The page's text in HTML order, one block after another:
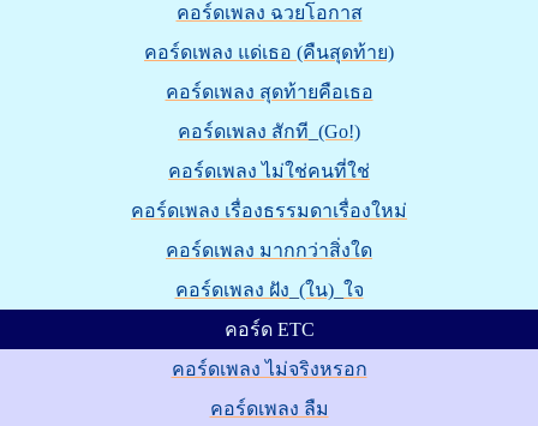
คอร์ดเพลง ฉวยโอกาส
คอร์ดเพลง แด่เธอ (คืนสุดท้าย)
คอร์ดเพลง สุดท้ายคือเธอ
คอร์ดเพลง สักที_(Go!)
คอร์ดเพลง ไม่ใช่คนที่ใช่
คอร์ดเพลง เรื่องธรรมดาเรื่องใหม่
คอร์ดเพลง มากกว่าสิ่งใด
คอร์ดเพลง ฝัง_(ใน)_ใจ
คอร์ด ETC
คอร์ดเพลง ไม่จริงหรอก
คอร์ดเพลง ลืม